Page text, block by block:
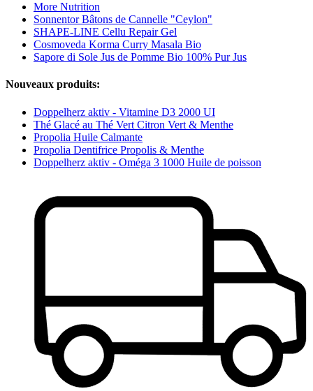
More Nutrition
Sonnentor Bâtons de Cannelle "Ceylon"
SHAPE-LINE Cellu Repair Gel
Cosmoveda Korma Curry Masala Bio
Sapore di Sole Jus de Pomme Bio 100% Pur Jus
Nouveaux produits:
Doppelherz aktiv - Vitamine D3 2000 UI
Thé Glacé au Thé Vert Citron Vert & Menthe
Propolia Huile Calmante
Propolia Dentifrice Propolis & Menthe
Doppelherz aktiv - Oméga 3 1000 Huile de poisson